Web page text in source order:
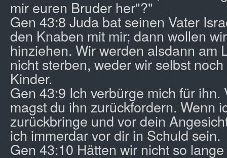
mir euren Bruder her"?"
Gen 43:8 Juda bat seinen Vater
den Knaben mit mir; dann wollen
hinziehen. Wir werden alsdann am
nicht sterben, weder wir selbst
Kinder.
Gen 43:9 Ich verbürge mich für ihn.
magst du ihn zurückfordern. Wenn
zurückbringe und vor dein
ich immerdar vor dir in Schuld sein.
Gen 43:10 Hätten wir nicht so